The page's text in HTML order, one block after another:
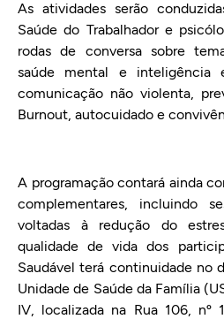
As atividades serão
Saúde do Trabalhador e
rodas de conversa sobre
saúde mental e inteligência
comunicação não violenta,
Burnout, autocuidado e
A programação contará ainda
complementares, incluindo
voltadas à redução do
qualidade de vida dos
Saudável terá continuidade no
Unidade de Saúde da Família
IV, localizada na Rua 106, nº